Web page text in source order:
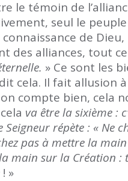
le témoin de
seul le
de
des alliances, tout
» Ce sont les
dit cela. Il fait allusion
compte bien, cela
va être la sixième :
répète : « Ne
pas à mettre la
main sur la Création :
! »